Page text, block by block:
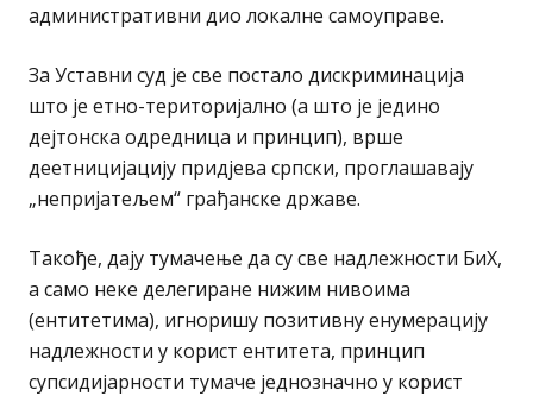
административни дио локалне самоуправе.
За Уставни суд је све постало дискриминација
што је етно-територијално (а што је једино
дејтонска одредница и принцип), врше
деетницијацију придјева српски, проглашавају
„непријатељем“ грађанске државе.
Такође, дају тумачење да су све надлежности БиХ,
а само неке делегиране нижим нивоима
(ентитетима), игноришу позитивну енумерацију
надлежности у корист ентитета, принцип
супсидијарности тумаче једнозначно у корист